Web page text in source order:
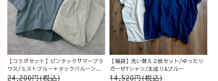
【コラボセット】ピンタックサマーブラ
ウス/ミストブルー＋タックバルーンパ
ンツ/グレージュ
24,200円(税込)
【福袋】洗い替え２枚セット/ゆったり
ガーゼTシャツ/生成り&ブルー
14,520円(税込)